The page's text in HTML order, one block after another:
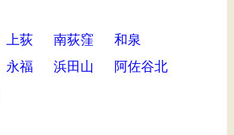
上荻 南荻窪
和泉
永福 浜田山
阿佐谷北